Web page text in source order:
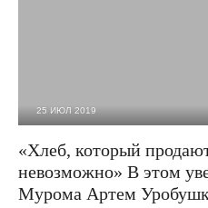
25 ИЮЛ 2019
«Хлеб, который
невозможно» В этом
Мурома Артем